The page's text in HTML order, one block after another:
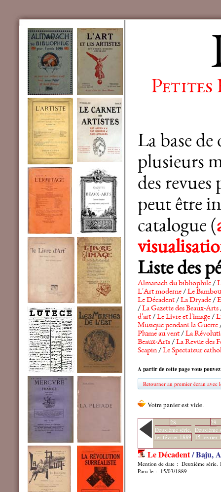
Petites
La base
plusieurs
des revues
peut être
catalogue (
Liste des
Almanach du bibliophile/
L'Art moderne/Le Bambou
Le Décadent/La Dryade/
/La Gazette des Beaux-Arts
d'art/Le Livre et l'image/
Musique pendant la Guerre
Plume au vent/La
Beaux-Arts/La Revue des
Scapin/Le Spectateur
A partir de cette page vous
Retourner au premier écran avec
28
Deuxième série.
1er février 1889
29
Deuxième
15 février
Le Décadent/ Baju,
Mention de date : Deuxième série.
Paru le : 15/03/1889